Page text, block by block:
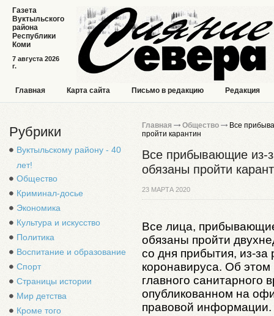
7 августа 2026
г.
Газета
Вуктыльского
района
Республики
Коми
Главная Карта сайта Письмо в редакцию Редакция
Рубрики
Вуктыльскому району - 40
лет!
Общество
Криминал-досье
Экономика
Культура и искусство
Политика
Воспитание и образование
Спорт
Страницы истории
Мир детства
Кроме того
Главная Общество
Все
пройти карантин
Все прибывающие из-
обязаны пройти
23 МАРТА 2020
Все лица,
обязаны пройти
со дня прибытия, из-за
коронавируса. Об этом
главного
опубликованном на
правовой информации.